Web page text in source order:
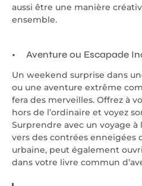
aussi être une manière
ensemble.
Aventure ou Escapade
Un weekend surprise dans
ou une aventure extrême
fera des merveilles. Offrez à
hors de l’ordinaire et voyez
Surprendre avec un voyage à
vers des contrées enneigées
urbaine, peut également
dans votre livre commun